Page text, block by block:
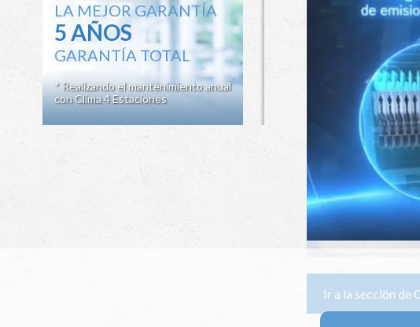
LA MEJOR GARANTÍA
5 AÑOS
GARANTÍA TOTAL
* Realizando el mantenimiento anual
con Clima 4 Estaciones
Ir a la sección de